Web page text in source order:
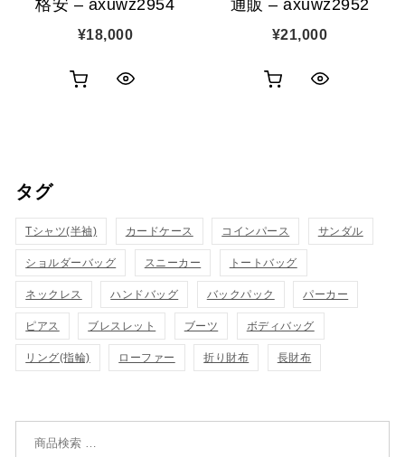
格安 – axuwz2954
¥18,000
通販 – axuwz2952
¥21,000
タグ
Tシャツ(半袖) カードケース コインパース サンダル
ショルダーバッグ スニーカー トートバッグ
ネックレス ハンドバッグ バックパック パーカー
ピアス ブレスレット ブーツ ボディバッグ
リング(指輪) ローファー 折り財布 長財布